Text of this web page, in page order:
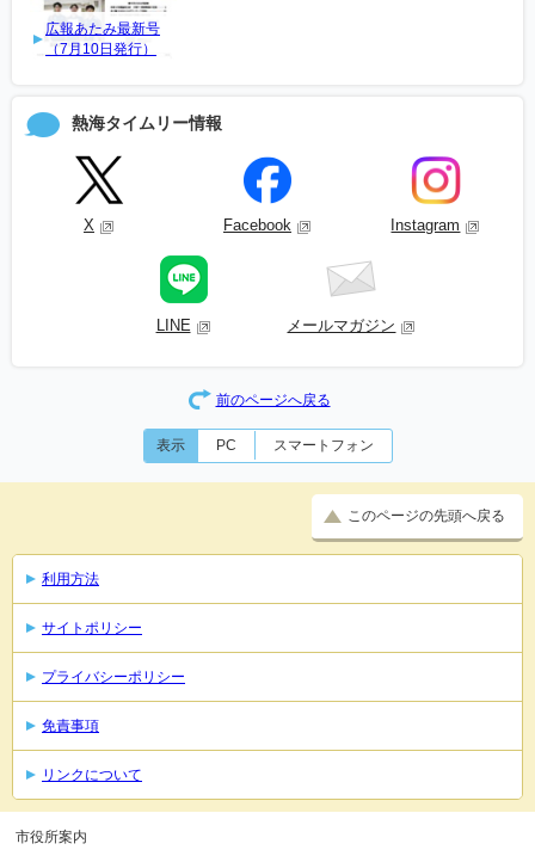
広報あたみ最新号
（7月10日発行）
熱海タイムリー情報
X Facebook Instagram
LINE メールマガジン
前のページへ戻る
表示 PC スマートフォン
このページの先頭へ戻る
利用方法
サイトポリシー
プライバシーポリシー
免責事項
リンクについて
市役所案内